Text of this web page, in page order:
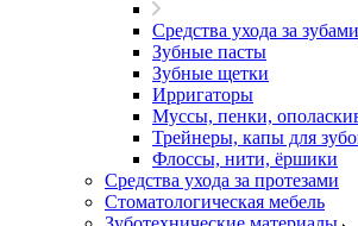
Средства ухода за зубами
Зубные пасты
Зубные щетки
Ирригаторы
Муссы, пенки,
Трейнеры, капы для
Флоссы, нити, ёршики
Средства ухода за протезами
Стоматологическая мебель